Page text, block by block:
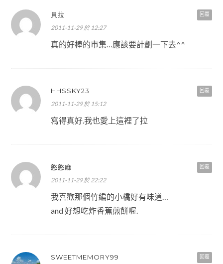
回覆
貝拉
2011-11-29 於 12:27
真的好棒的市集…應該要計劃一下去^^
回覆
HHSSKY23
2011-11-29 於 15:12
寫得真好.我也愛上這裡了拉
回覆
憨憨麻
2011-11-29 於 22:22
我喜歡那個竹編的小橋好有味道…
and 好想吃炸香蕉煎餅喔.
回覆
SWEETMEMORY99